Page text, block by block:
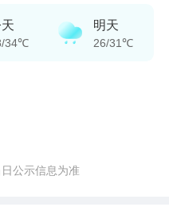
34℃
明天
26/31℃
公示信息为准